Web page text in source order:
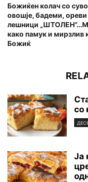
Божиќен колач со суво
овошје, бадеми, ореви
лешници
како памук и мирзлив
Божиќ
со
Ја